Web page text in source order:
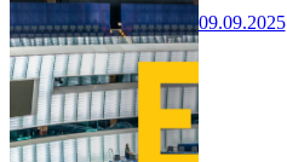
09.09.2025